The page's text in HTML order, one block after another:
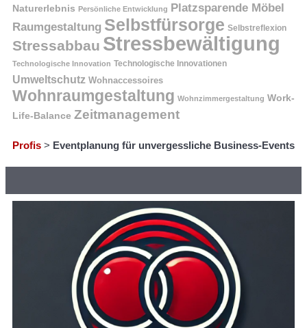
Naturerlebnis Persönliche Entwicklung Platzsparende Möbel
Raumgestaltung Selbstfürsorge Selbstreflexion
Stressabbau Stressbewältigung
Technologische Innovation Technologische Innovationen
Umweltschutz Wohnaccessoires
Wohnraumgestaltung Wohnzimmergestaltung Work-
Life-Balance Zeitmanagement
Profis > Eventplanung für unvergessliche Business-Events